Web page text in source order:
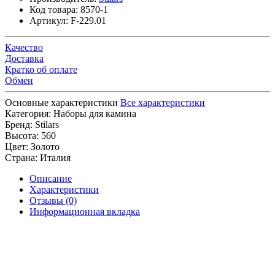
Код товара: 8570-1
Артикул: F-229.01
Качество
Доставка
Кратко об оплате
Обмен
Основные характеристики Все характеристики
Категория: Наборы для камина
Бренд: Stilars
Высота: 560
Цвет: Золото
Страна: Италия
Описание
Характеристики
Отзывы (0)
Информационная вкладка